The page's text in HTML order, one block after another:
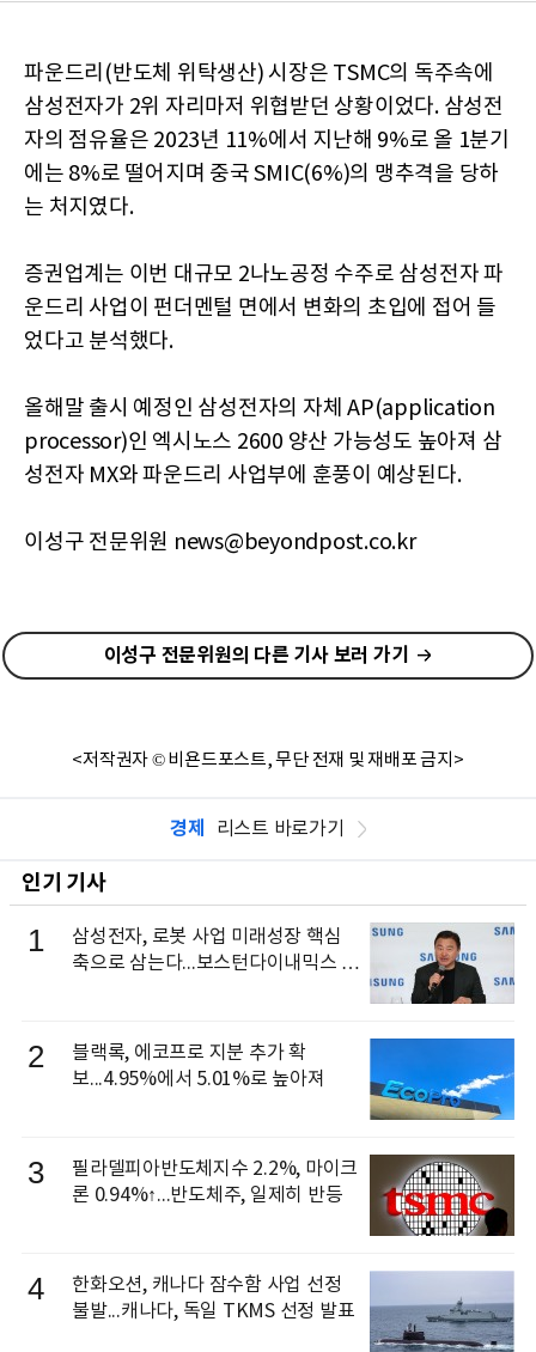
파운드리(반도체 위탁생산) 시장은 TSMC의 독주속에
삼성전자가 2위 자리마저 위협받던 상황이었다. 삼성전
자의 점유율은 2023년 11%에서 지난해 9%로 올 1분기
에는 8%로 떨어지며 중국 SMIC(6%)의 맹추격을 당하
는 처지였다.
증권업계는 이번 대규모 2나노공정 수주로 삼성전자 파
운드리 사업이 펀더멘털 면에서 변화의 초입에 접어 들
었다고 분석했다.
올해말 출시 예정인 삼성전자의 자체 AP(application
processor)인 엑시노스 2600 양산 가능성도 높아져 삼
성전자 MX와 파운드리 사업부에 훈풍이 예상된다.
이성구 전문위원 news@beyondpost.co.kr
이성구 전문위원의 다른 기사 보러 가기
<저작권자 © 비욘드포스트, 무단 전재 및 재배포 금지>
경제 리스트 바로가기
인기 기사
1
삼성전자, 로봇 사업 미래성장 핵심
축으로 삼는다...보스턴다이내믹스 출
2
블랙록, 에코프로 지분 추가 확
보...4.95%에서 5.01%로 높아져
3
필라델피아반도체지수 2.2%, 마이크
론 0.94%↑...반도체주, 일제히 반등
4
한화오션, 캐나다 잠수함 사업 선정
불발...캐나다, 독일 TKMS 선정 발표